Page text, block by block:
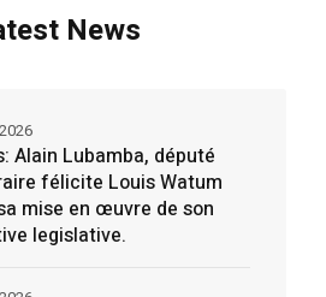
News
Alain Lubamba, député
félicite Louis Watum
mise en œuvre de son
legislative.